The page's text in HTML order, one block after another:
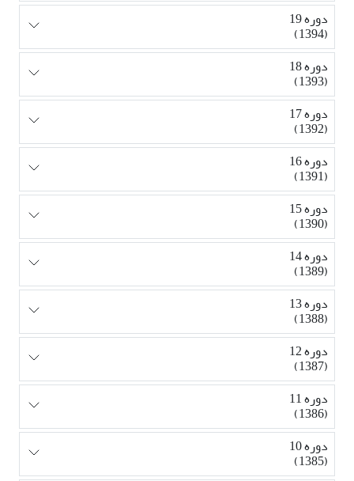
دوره 19
(1394)
دوره 18
(1393)
دوره 17
(1392)
دوره 16
(1391)
دوره 15
(1390)
دوره 14
(1389)
دوره 13
(1388)
دوره 12
(1387)
دوره 11
(1386)
دوره 10
(1385)